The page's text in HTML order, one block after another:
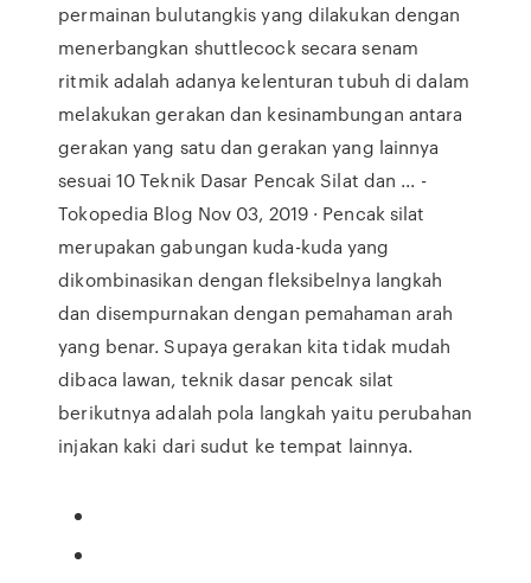
permainan bulutangkis yang dilakukan dengan
menerbangkan shuttlecock secara senam
ritmik adalah adanya kelenturan tubuh di dalam
melakukan gerakan dan kesinambungan antara
gerakan yang satu dan gerakan yang lainnya
sesuai 10 Teknik Dasar Pencak Silat dan ... -
Tokopedia Blog Nov 03, 2019 · Pencak silat
merupakan gabungan kuda-kuda yang
dikombinasikan dengan fleksibelnya langkah
dan disempurnakan dengan pemahaman arah
yang benar. Supaya gerakan kita tidak mudah
dibaca lawan, teknik dasar pencak silat
berikutnya adalah pola langkah yaitu perubahan
injakan kaki dari sudut ke tempat lainnya.